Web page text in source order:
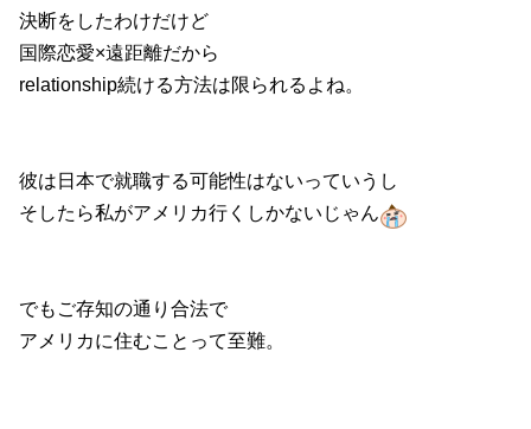
決断をしたわけだけど
国際恋愛×遠距離だから
relationship続ける方法は限られるよね。
彼は日本で就職する可能性はないっていうし
そしたら私がアメリカ行くしかないじゃん
でもご存知の通り合法で
アメリカに住むことって至難。